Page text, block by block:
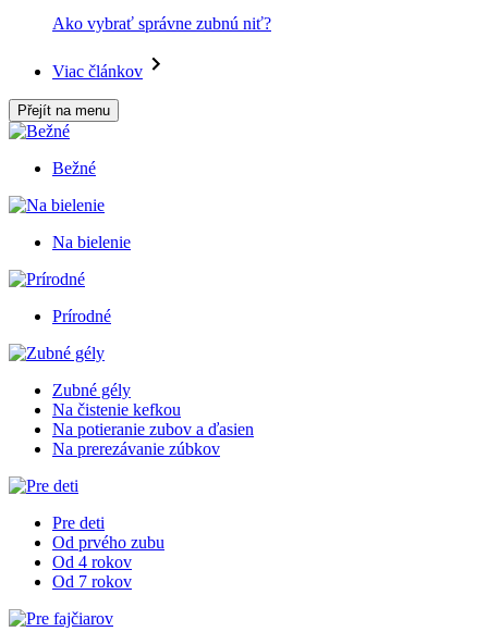
Ako vybrať správne zubnú niť?
Viac článkov
Přejít na menu
Bežné
Na bielenie
Prírodné
Zubné gély
Na čistenie kefkou
Na potieranie zubov a ďasien
Na prerezávanie zúbkov
Pre deti
Od prvého zubu
Od 4 rokov
Od 7 rokov